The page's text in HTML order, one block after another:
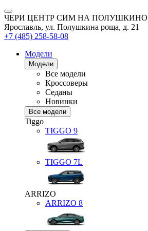
ЧЕРИ ЦЕНТР СИМ НА
Ярославль, ул. Полушкина роща, д. 21
+7 (485) 258-58-08
Модели
Модели
Все модели
Кроссоверы
Седаны
Новинки
Все модели
Tiggo
TIGGO 9
TIGGO 7L
ARRIZO
ARRIZO 8